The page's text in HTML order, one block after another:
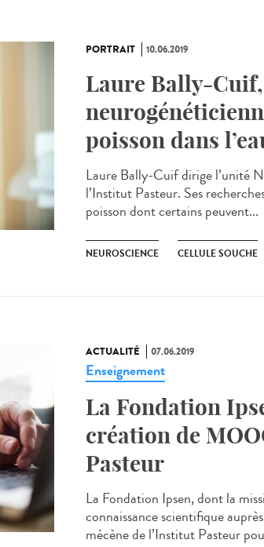
PORTRAIT 10.06.2019
Laure Bally-Cuif,
poisson dans
Laure Bally-Cuif dirige l’unité
l’Institut Pasteur. Ses
poisson dont certains peuvent...
NEUROSCIENCE CELLULE SOUCHE
ACTUALITÉ 07.06.2019
Enseignement
La Fondation
création de
Pasteur
La Fondation Ipsen, dont la
connaissance scientifique
mécène de l’Institut Pasteur